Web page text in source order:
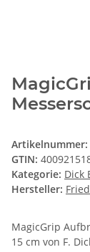
Artikelnummer:
GTIN:
Kategorie: Dick
Hersteller:
MagicGrip
15 cm von F.